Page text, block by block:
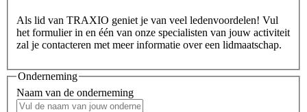
Als lid van TRAXIO geniet je van veel ledenvoordelen! Vul
het formulier in en één van onze specialisten van jouw activiteit
zal je contacteren met meer informatie over een lidmaatschap.
Onderneming
Naam van de onderneming